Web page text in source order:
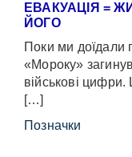
ЕВАКУАЦІЯ =
ЙОГО
Поки ми доїдали
«Мороку»
військові
[…]
Позначки